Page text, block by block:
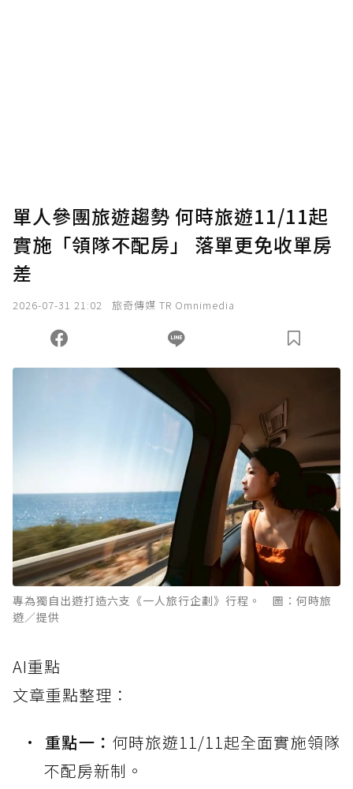
確認送出
您當前剩餘 U 利點數：0點；前往 購買點數
單人參團旅遊趨勢 何時旅遊11/11起
實施「領隊不配房」 落單更免收單房
差
2026-07-31 21:02 旅奇傳媒 TR Omnimedia
專為獨自出遊打造六支《一人旅行企劃》行程。 圖：何時旅
遊／提供
AI重點
文章重點整理：
重點一： 何時旅遊11/11起全面實施領隊
不配房新制。